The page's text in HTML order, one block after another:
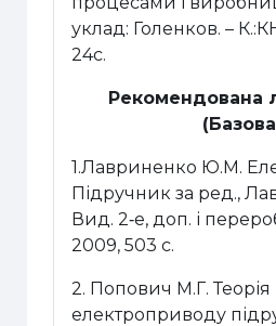
уклад: Голенков. –
24с.
Рекомендована
1.Лавриненко Ю.М.
Підручник за ред.,
Вид. 2‑е, доп. і
2009, 503 с.
2. Попович М.Г. Теорія
електроприводу